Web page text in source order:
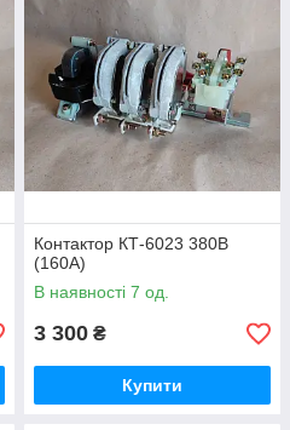
Контактор КТ-6023 380В
(160А)
В наявності 7 од.
3 300 ₴
Купити